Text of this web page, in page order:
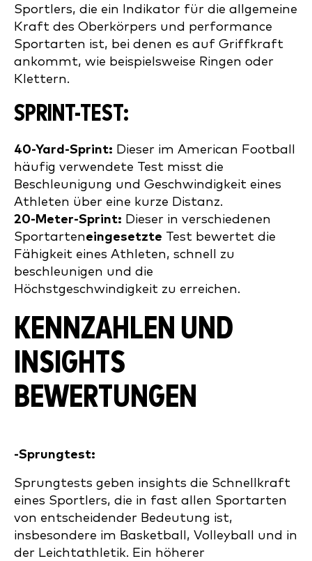
Sportlers, die ein Indikator für die allgemeine
Kraft des Oberkörpers und performance
Sportarten ist, bei denen es auf Griffkraft
ankommt, wie beispielsweise Ringen oder
Klettern.
SPRINT-TEST:
40-Yard-Sprint: Dieser im American Football
häufig verwendete Test misst die
Beschleunigung und Geschwindigkeit eines
Athleten über eine kurze Distanz.
20-Meter-Sprint: Dieser in verschiedenen
Sportarteneingesetzte Test bewertet die
Fähigkeit eines Athleten, schnell zu
beschleunigen und die
Höchstgeschwindigkeit zu erreichen.
KENNZAHLEN UND
INSIGHTS
BEWERTUNGEN
-Sprungtest:
Sprungtests geben insights die Schnellkraft
eines Sportlers, die in fast allen Sportarten
von entscheidender Bedeutung ist,
insbesondere im Basketball, Volleyball und in
der Leichtathletik. Ein höherer